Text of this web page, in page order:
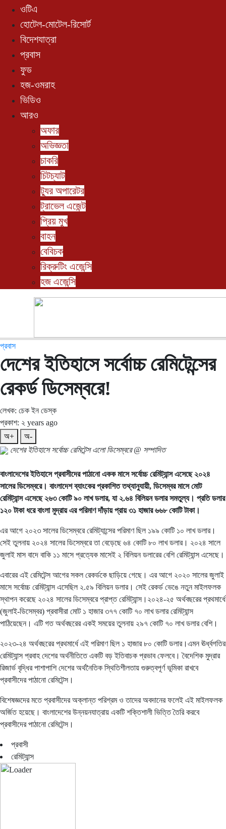
ওটিএ
হোটেল-মোটেল-রিসোর্ট
বিদেশযাত্রা
প্রবাস
ফুড
হজ-ওমরাহ
ভিডিও
আরও
অফার
অভিজ্ঞতা
চাকরি
চিটচ্যাট
ট্যুর অপারেটর
ট্রাভেল এজেন্ট
প্রিয় মুখ
বাহন
বেবিচক
রিক্রুটিং এজেন্সি
হজ এজেন্সি
প্রবাস
দেশের ইতিহাসে সর্বোচ্চ রেমিটেন্সের
রেকর্ড ডিসেম্বরে!
লেখক: চেক ইন ডেস্ক
প্রকাশ: ২ years ago
অ+
অ-
দেশের ইতিহাসে সর্বোচ্চ রেমিটেন্স এলো ডিসেম্বরে @ সম্পাদিত
বাংলাদেশের ইতিহাসে প্রবাসীদের পাঠানো একক মাসে সর্বোচ্চ রেমিট্যান্স এসেছে ২০২৪
সালের ডিসেম্বরে। বাংলাদেশ ব্যাংকের প্রকাশিত তথ্যানুযায়ী, ডিসেম্বর মাসে মোট
রেমিট্যান্স এসেছে ২৬৩ কোটি ৯০ লাখ ডলার, যা ২.৬৪ বিলিয়ন ডলার সমতুল্য। প্রতি ডলার
১২০ টাকা ধরে বাংলা মুদ্রায় এর পরিমাণ দাঁড়ায় প্রায় ৩১ হাজার ৬৬৮ কোটি টাকা।
এর আগে ২০২৩ সালের ডিসেম্বরে রেমিট্যান্সের পরিমাণ ছিল ১৯৯ কোটি ১০ লাখ ডলার।
সেই তুলনায় ২০২৪ সালের ডিসেম্বরে তা বেড়েছে ৬৪ কোটি ৮০ লাখ ডলার। ২০২৪ সালে
জুলাই মাস বাদে বাকি ১১ মাসে প্রত্যেক মাসেই ২ বিলিয়ন ডলারের বেশি রেমিট্যান্স এসেছে।
এবারের এই রেমিটেন্স আগের সকল রেকর্ডকে ছাড়িয়ে গেছে। এর আগে ২০২০ সালের জুলাই
মাসে সর্বোচ্চ রেমিট্যান্স এসেছিল ২.৫৯ বিলিয়ন ডলার। সেই রেকর্ড ভেঙে নতুন মাইলফলক
স্থাপন করেছে ২০২৪ সালের ডিসেম্বরে প্রাপ্ত রেমিট্যান্স।২০২৪-২৫ অর্থবছরের প্রথমার্ধে
(জুলাই-ডিসেম্বর) প্রবাসীরা মোট ১ হাজার ৩৭৭ কোটি ৭০ লাখ ডলার রেমিট্যান্স
পাঠিয়েছেন। এটি গত অর্থবছরের একই সময়ের তুলনায় ২৯৭ কোটি ৭০ লাখ ডলার বেশি।
২০২৩-২৪ অর্থবছরের প্রথমার্ধে এই পরিমাণ ছিল ১ হাজার ৮০ কোটি ডলার।এমন ঊর্ধ্বগতির
রেমিট্যান্স প্রবাহ দেশের অর্থনীতিতে একটি বড় ইতিবাচক প্রভাব ফেলবে। বৈদেশিক মুদ্রার
রিজার্ভ বৃদ্ধির পাশাপাশি দেশের অর্থনৈতিক স্থিতিশীলতায় গুরুত্বপূর্ণ ভূমিকা রাখবে
প্রবাসীদের পাঠানো রেমিটেন্স।
বিশেষজ্ঞদের মতে প্রবাসীদের অক্লান্ত পরিশ্রম ও তাদের অবদানের ফলেই এই মাইলফলক
অর্জিত হয়েছে। বাংলাদেশের উন্নয়নযাত্রায় একটি শক্তিশালী ভিত্তি তৈরি করবে
প্রবাসীদের পাঠানো রেমিটেন্স।
প্রবাসী
রেমিট্যান্স